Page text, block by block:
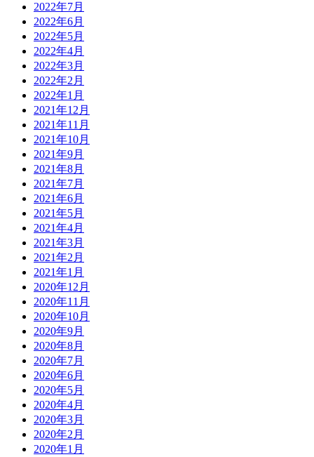
2022年7月
2022年6月
2022年5月
2022年4月
2022年3月
2022年2月
2022年1月
2021年12月
2021年11月
2021年10月
2021年9月
2021年8月
2021年7月
2021年6月
2021年5月
2021年4月
2021年3月
2021年2月
2021年1月
2020年12月
2020年11月
2020年10月
2020年9月
2020年8月
2020年7月
2020年6月
2020年5月
2020年4月
2020年3月
2020年2月
2020年1月